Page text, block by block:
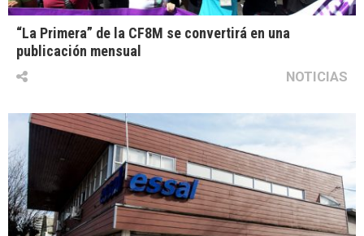
“La Primera” de la CF8M se convertirá en una
publicación mensual
NOTICIAS